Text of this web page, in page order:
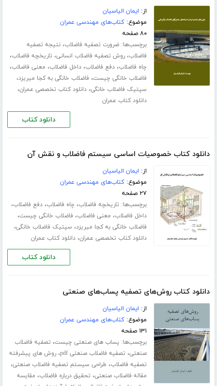
از: ایمان الیاسیان
موضوع:کتاب‌های مهندسی عمران
۸۰ صفحه
برچسب‌ها:ضرورت تصفیه فاضلاب،نتیجه تصفیه
فاضلاب،روش تصفیه فاضلاب انسانی، تاریخچه فاضلاب،
چاه فاضلاب،دفع فاضلاب،داخل فاضلاب، معنی فاضلاب،
فاضلاب خانگی چیست، فاضلاب خانگی به کجا میریزد،
سپتیک فاضلاب خانگی،دانلود کتاب تخصصی عمران،
دانلود کتاب عمران
دانلود کتاب
دانلود کتاب خصوصیات اساسی سیستم فاضلاب و نقش آن
از: ایمان الیاسیان
موضوع:کتاب‌های مهندسی عمران
۲۷ صفحه
برچسب‌ها: تاریخچه فاضلاب، چاه فاضلاب،دفع فاضلاب،
داخل فاضلاب، معنی فاضلاب، فاضلاب خانگی چیست،
فاضلاب خانگی به کجا میریزد، سپتیک فاضلاب خانگی،
دانلود کتاب تخصصی عمران،دانلود کتاب عمران
دانلود کتاب
دانلود کتاب روش‌های تصفیه پساب‌های صنعتی
از: ایمان الیاسیان
موضوع:کتاب‌های مهندسی عمران
۱۳۱ صفحه
برچسب‌ها: پساب های صنعتی چیست، تصفیه فاضلاب
صنعتی، تصفیه فاضلاب صنعتی pdf ،روش های پیشرفته
تصفیه فاضلاب، طراحی سیستم تصفیه فاضلاب صنعتی،
مقاله فاضلاب صنعتی، تحقیق درباره فاضلاب، مقایسه